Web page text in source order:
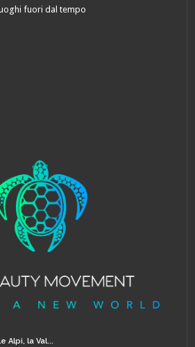
fuori dal tempo
Alpi, la Val...